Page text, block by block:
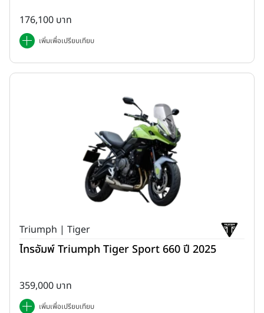
176,100 บาท
เพิ่มเพื่อเปรียบเทียบ
Triumph | Tiger
ไทรอัมพ์ Triumph Tiger Sport 660 ปี 2025
359,000 บาท
เพิ่มเพื่อเปรียบเทียบ